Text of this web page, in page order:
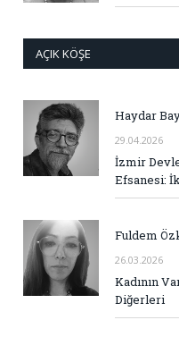
AÇIK KÖŞE
Haydar
29.04.2026
İzmir
Efsanesi:
Fuldem
26.03.2026
Kadının
Diğerleri